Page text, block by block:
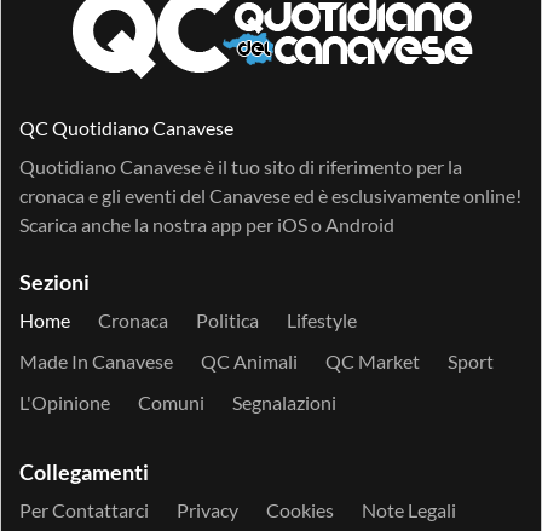
QC Quotidiano Canavese
Quotidiano Canavese è il tuo sito di riferimento per la
cronaca e gli eventi del Canavese ed è esclusivamente online!
Scarica anche la nostra app per iOSoAndroid
Sezioni
Home Cronaca Politica
Lifestyle
Made In Canavese
QC Animali QC Market
Sport
L'Opinione
Comuni Segnalazioni
Collegamenti
Per Contattarci Privacy Cookies Note Legali